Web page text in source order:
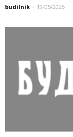
budilnik - 19/05/2025